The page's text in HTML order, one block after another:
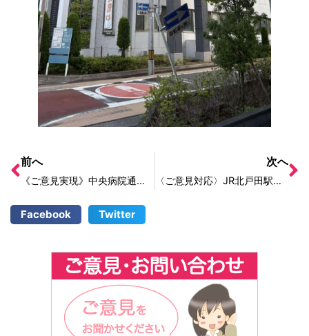
前へ
《ご意見実現》中央病院通りの道路の溝が補修されました！
次へ
〈ご意見対応〉JR北戸田駅西口前の歩道が暗く狭い
Facebook Twitter